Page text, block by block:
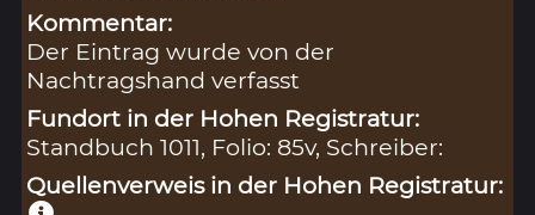
Kommentar:
Der Eintrag wurde von der
Nachtragshand verfasst
Fundort in der Hohen Registratur:
Standbuch 1011, Folio: 85v, Schreiber:
Quellenverweis in der Hohen Registratur: